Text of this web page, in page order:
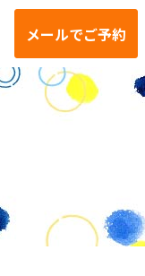
メールでご予約